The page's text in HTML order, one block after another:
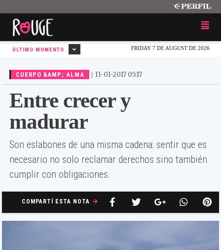
FRIDAY 7 DE AUGUST DE 2026
ÚLTIMO MOMENTO
CUERPO &AMP; ALMA | 11-01-2017 05:17
Entre crecer y
madurar
Son eslabones de una misma cadena: sentir que es
necesario no solo reclamar derechos sino también
cumplir con obligaciones.
COMPARTÍ ESTA NOTA